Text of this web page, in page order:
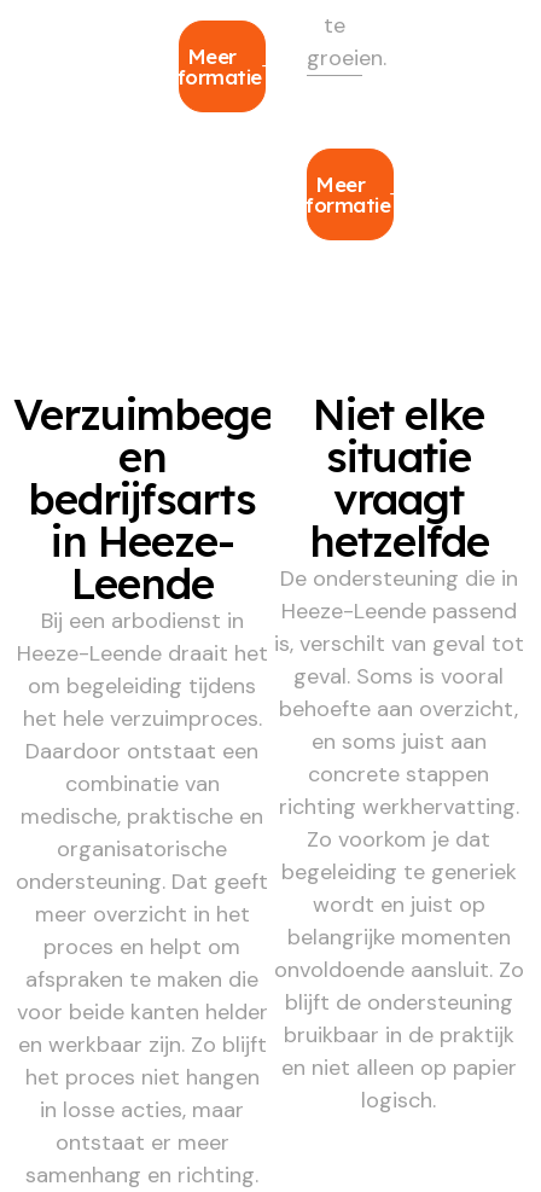
Meer
informatie
te
groeien.
Meer
informatie
Verzuimbegeleiding
en
bedrijfsarts
in Heeze-
Leende
Bij een arbodienst in
Heeze-Leende draait het
om begeleiding tijdens
het hele verzuimproces.
Daardoor ontstaat een
combinatie van
medische, praktische en
organisatorische
ondersteuning. Dat geeft
meer overzicht in het
proces en helpt om
afspraken te maken die
voor beide kanten helder
en werkbaar zijn. Zo blijft
het proces niet hangen
in losse acties, maar
ontstaat er meer
samenhang en richting.
Niet elke
situatie
vraagt
hetzelfde
De ondersteuning die in
Heeze-Leende passend
is, verschilt van geval tot
geval. Soms is vooral
behoefte aan overzicht,
en soms juist aan
concrete stappen
richting werkhervatting.
Zo voorkom je dat
begeleiding te generiek
wordt en juist op
belangrijke momenten
onvoldoende aansluit. Zo
blijft de ondersteuning
bruikbaar in de praktijk
en niet alleen op papier
logisch.